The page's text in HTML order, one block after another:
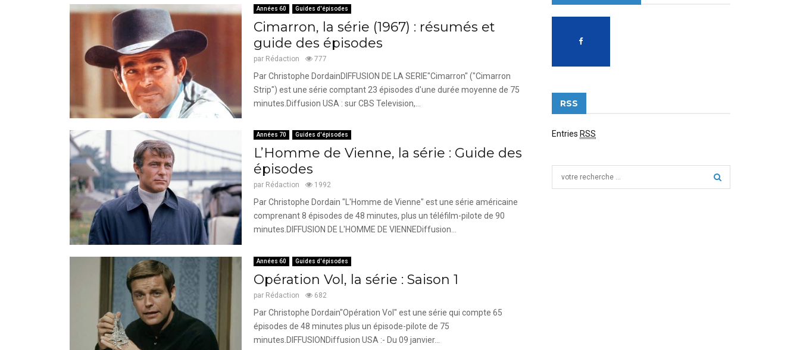
Années 60 Guides d'épisodes
Cimarron, la série (1967) : résumés et
guide des épisodes
par Rédaction 777
Par Christophe DordainDIFFUSION DE LA SERIE"Cimarron" ("Cimarron
Strip") est une série comptant 23 épisodes d'une durée moyenne de 75
minutes.Diffusion USA : sur CBS Television,...
Années 70 Guides d'épisodes
L’Homme de Vienne, la série : Guide des
épisodes
par Rédaction 1992
Par Christophe Dordain "L'Homme de Vienne" est une série américaine
comprenant 8 épisodes de 48 minutes, plus un téléfilm-pilote de 90
minutes.DIFFUSION DE L'HOMME DE VIENNEDiffusion...
Années 60 Guides d'épisodes
Opération Vol, la série : Saison 1
par Rédaction 682
Par Christophe Dordain"Opération Vol" est une série qui compte 65
épisodes de 48 minutes plus un épisode-pilote de 75
minutes.DIFFUSIONDiffusion USA :- Du 09 janvier...
RSS
Entries RSS